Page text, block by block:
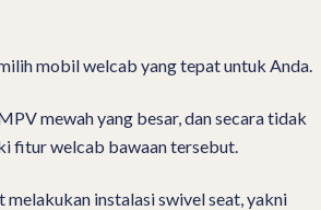
mobil welcab yang tepat untuk Anda.
mewah yang besar, dan secara tidak
fitur welcab bawaan tersebut.
instalasi swivel seat, yakni